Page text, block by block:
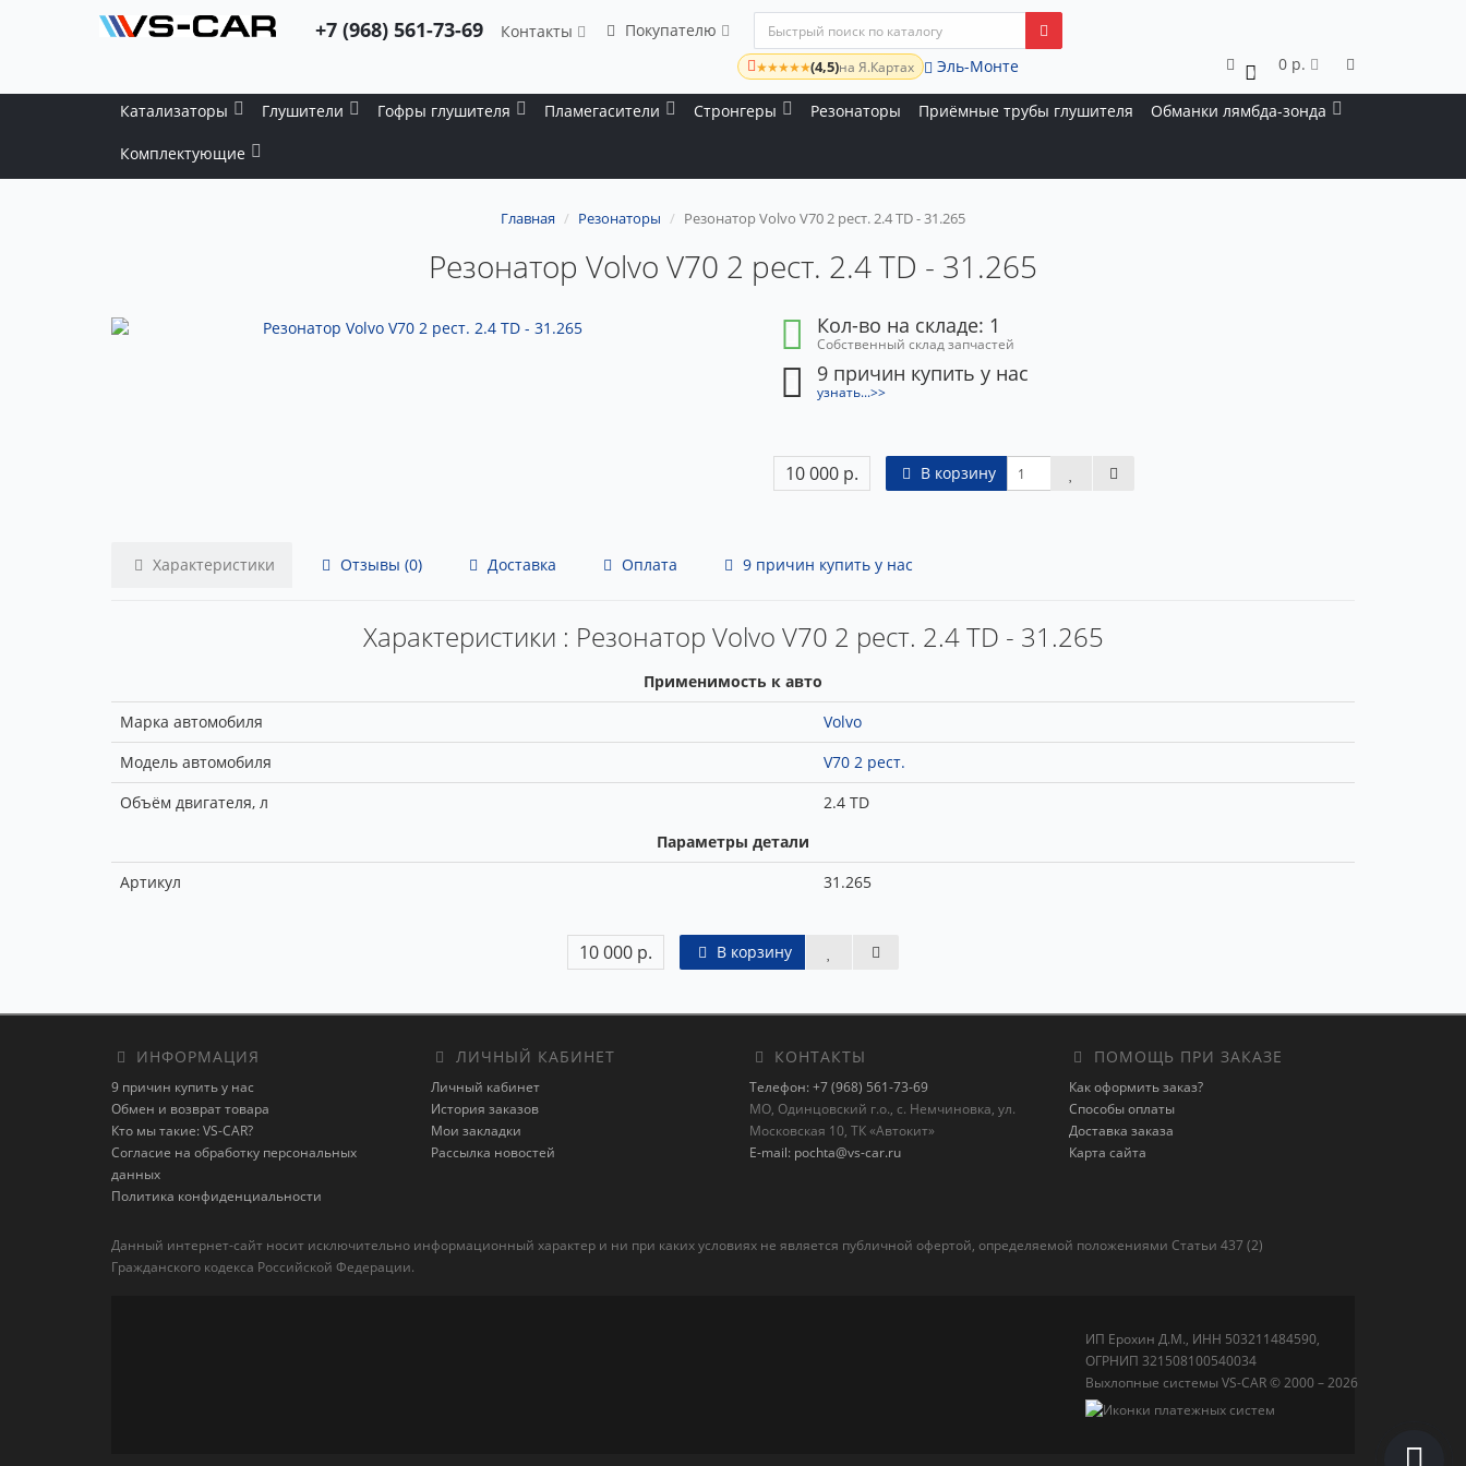
+7 (968) 561-73-69 Контакты Покупателю
★★★★★(4,5)на Я.Картах Эль-Монте 0 0 р.
Катализаторы Глушители Гофры глушителя Пламегасители Стронгеры Резонаторы Приёмные трубы глушителя Обманки лямбда-зонда
Комплектующие
Главная Резонаторы Резонатор Volvo V70 2 рест. 2.4 TD - 31.265
Резонатор Volvo V70 2 рест. 2.4 TD - 31.265
Кол-во на складе: 1
Собственный склад запчастей
9 причин купить у нас
узнать...>>
10 000 р. В корзину
Характеристики Отзывы (0) Доставка Оплата 9 причин купить у нас
Характеристики : Резонатор Volvo V70 2 рест. 2.4 TD - 31.265
Применимость к авто
Марка автомобиля
Volvo
Модель автомобиля
V70 2 рест.
Объём двигателя, л
2.4 TD
Параметры детали
Артикул
31.265
10 000 р. В корзину
ИНФОРМАЦИЯ
9 причин купить у нас
Обмен и возврат товара
Кто мы такие: VS-CAR?
Согласие на обработку персональных
данных
Политика конфиденциальности
ЛИЧНЫЙ КАБИНЕТ
Личный кабинет
История заказов
Мои закладки
Рассылка новостей
КОНТАКТЫ
Телефон: +7 (968) 561-73-69
МО, Одинцовский г.о., с. Немчиновка, ул.
Московская 10, ТК «Автокит»
E-mail: pochta@vs-car.ru
ПОМОЩЬ ПРИ ЗАКАЗЕ
Как оформить заказ?
Способы оплаты
Доставка заказа
Карта сайта
Данный интернет-сайт носит исключительно информационный характер и ни при каких условиях не является публичной офертой, определяемой положениями Статьи 437 (2)
Гражданского кодекса Российской Федерации.
ИП Ерохин Д.М., ИНН 503211484590,
ОГРНИП 321508100540034
Выхлопные системы VS-CAR © 2000 – 2026